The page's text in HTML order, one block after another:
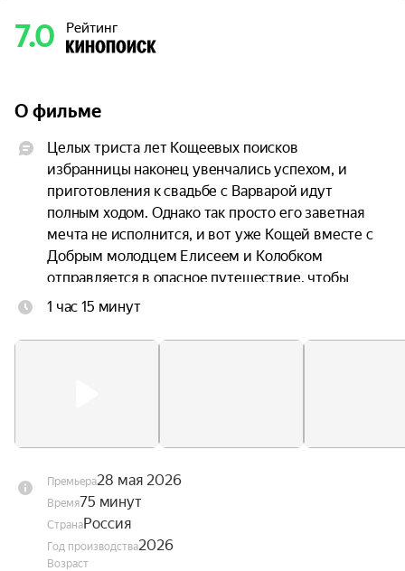
7.0 Рейтинг
О фильме
Целых триста лет Кощеевых поисков
избранницы наконец увенчались успехом, и
приготовления к свадьбе с Варварой идут
полным ходом. Однако так просто его заветная
мечта не исполнится, и вот уже Кощей вместе с
Добрым молодцем Елисеем и Колобком
отправляется в опасное путешествие, чтобы
спасти любимую.
1 час 15 минут
Премьера28 мая 2026
Время75 минут
СтранаРоссия
Год производства2026
Возраст